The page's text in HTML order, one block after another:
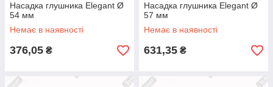
Насадка глушника Elegant Ø
54 мм
Немає в наявності
376,05 ₴
Насадка глушника Elegant Ø
57 мм
Немає в наявності
631,35 ₴